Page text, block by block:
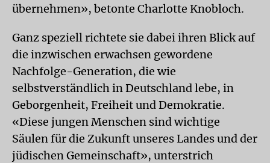
übernehmen», betonte Charlotte Knobloch.
Ganz speziell richtete sie dabei ihren Blick auf
die inzwischen erwachsen gewordene
Nachfolge-Generation, die wie
selbstverständlich in Deutschland lebe, in
Geborgenheit, Freiheit und Demokratie.
«Diese jungen Menschen sind wichtige
Säulen für die Zukunft unseres Landes und der
jüdischen Gemeinschaft», unterstrich